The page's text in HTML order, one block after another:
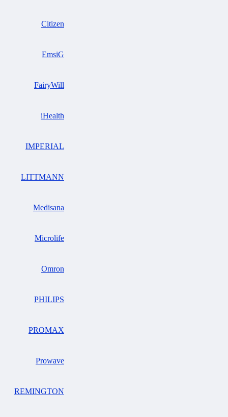
Citizen
EmsiG
FairyWill
iHealth
IMPERIAL
LITTMANN
Medisana
Microlife
Omron
PHILIPS
PROMAX
Prowave
REMINGTON